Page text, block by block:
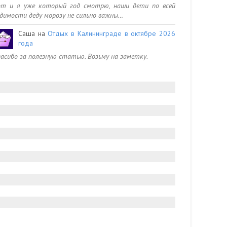
и я уже который год смотрю, наши дети по всей
деду морозу не сильно важны…
Саша наОтдых в Калининграде в октябре 2026
года
за полезную статью. Возьму на заметку.